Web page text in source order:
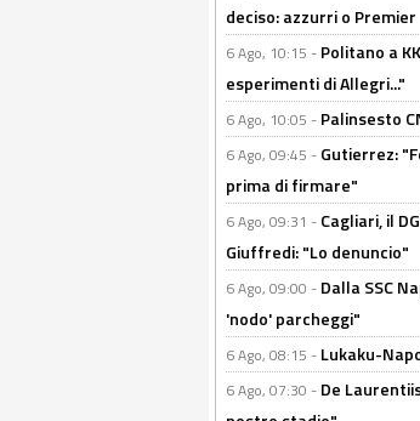
deciso: azzurri o Premier
6 Ago, 10:15 - Politano a
esperimenti di Allegri..."
6 Ago, 10:05 - Palinsesto
6 Ago, 09:45 - Gutierrez:
prima di firmare"
6 Ago, 09:31 - Cagliari, il
Giuffredi: "Lo denuncio"
6 Ago, 09:00 - Dalla SSC
'nodo' parcheggi"
6 Ago, 08:15 - Lukaku-
6 Ago, 07:30 - De